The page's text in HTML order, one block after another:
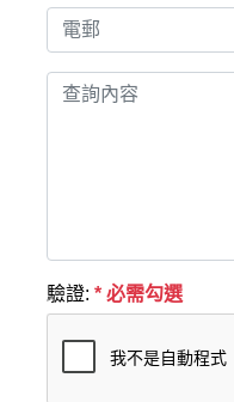
驗證: * 必需勾選